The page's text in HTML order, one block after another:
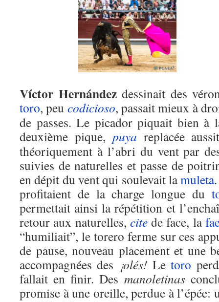
Víctor Hernándezdessinait des
toro, peu codicioso, passait mieux à
de passes. Le picador piquait bien
deuxième pique, puya replacée
théoriquement à l’abri du vent par
suivies de naturelles et passe de
en dépit du vent qui soulevait lamuleta
profitaient de la charge longue du
permettait ainsi la répétition et
retour aux naturelles, cite de face, la
“humiliait”, le torero ferme sur ces
de pause, nouveau placement et une
accompagnées des ¡olés! Letoro
fallait en finir. Des manoletinas
promise à une oreille, perdue à